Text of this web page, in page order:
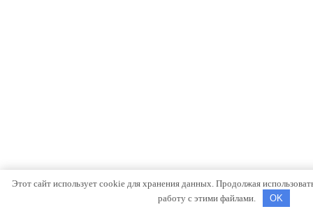
Этот сайт использует cookie для хранения данных. Продолжая
работу с этими файлами.
OK